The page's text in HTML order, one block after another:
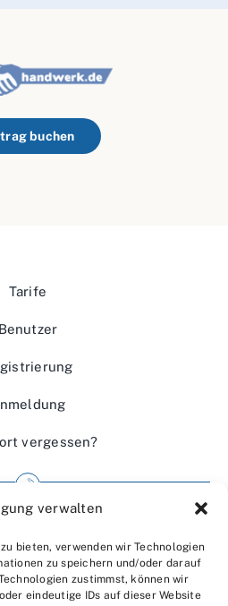
verwalten
bieten, verwenden wir Technologien
zu speichern und/oder darauf
zustimmst, können wir
eindeutige IDs auf dieser Website
buchen
Tarife
Benutzer
vergessen?
über uns
Kontakt